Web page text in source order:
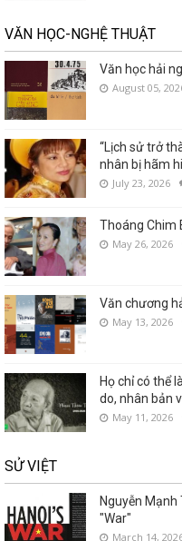
VĂN HỌC-NGHỆ THUẬT
Văn học hải
August 05,
“Lịch sử trở
nhân bị hãm
July 23, 2026
Thoáng Chim
May 26, 2026
Văn chương
May 13, 2026
Họ chỉ có thể
do, nhân bản
May 11, 2026
SỬ VIỆT
Nguyễn Mạnh
"War"
March 14,